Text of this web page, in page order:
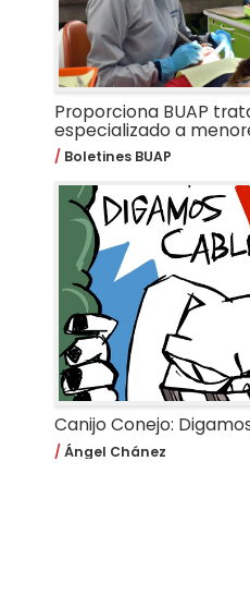
Proporciona BUAP
especializado a
Boletines BUAP
Canijo Conejo:
Ángel Chánez